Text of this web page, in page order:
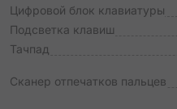
Цифровой блок клавиатуры
Подсветка клавиш
Тачпад
Сканер отпечатков пальцев